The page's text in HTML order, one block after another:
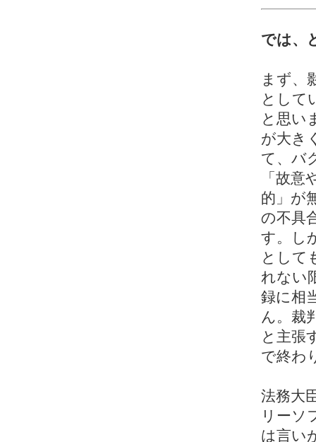
では、
まず、
として
と思い
が大き
て、バ
「故
的」が
の不具
す。し
として
れない
録に相
ん。裁
と主張
で終わ
法務大
リーソ
は言い